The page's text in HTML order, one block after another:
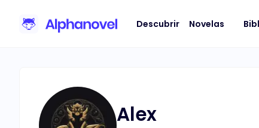
Descubrir Novelas
Alex